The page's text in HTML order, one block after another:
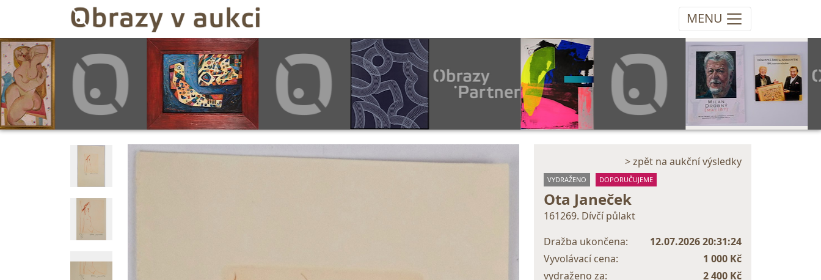
MENU
> zpět na aukční výsledky
VYDRAŽENO DOPORUČUJEME
Ota Janeček
161269. Dívčí půlakt
Dražba ukončena:
12.07.2026 20:31:24
Vyvolávací cena:
1 000 Kč
vydraženo za:
2 400 Kč